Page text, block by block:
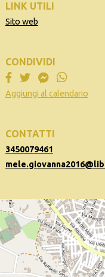
LINK UTILI
Sito web
CONDIVIDI
Aggiungi al calendario
CONTATTI
3450079461